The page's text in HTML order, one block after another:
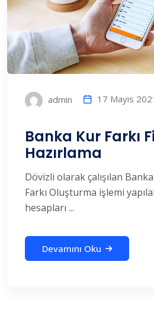
admin 17 Mayıs
Banka Kur Farkı
Hazırlama
Dövizli olarak çalışılan
Farkı Oluşturma işlemi
hesapları ...
Devamını Oku